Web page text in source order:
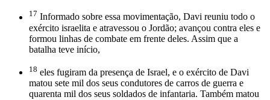
17 Informado sobre essa movimentação, Davi reuniu todo o
exército israelita e atravessou o Jordão; avançou contra eles e
formou linhas de combate em frente deles. Assim que a
batalha teve início,
18 eles fugiram da presença de Israel, e o exército de Davi
matou sete mil dos seus condutores de carros de guerra e
quarenta mil dos seus soldados de infantaria. Também matou